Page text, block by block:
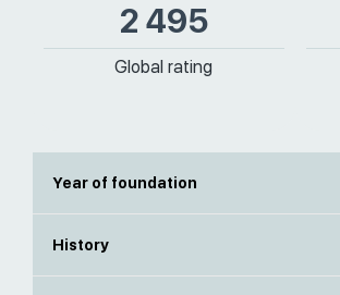
2 495
Global rating
Year of foundation
History